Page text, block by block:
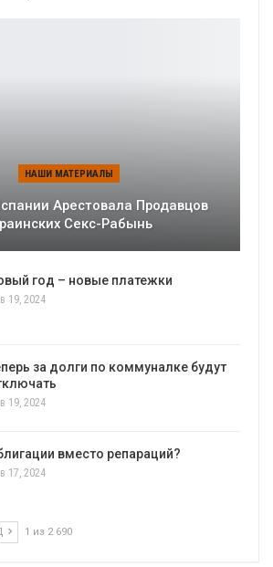
НАШИ МАТЕРИАЛЫ
Арестовала Продавцов
Секс-Рабынь
год – новые платежки
19, 2024
за долги по коммуналке будут
19, 2024
вместо репараций?
17, 2024
1 из 2 690